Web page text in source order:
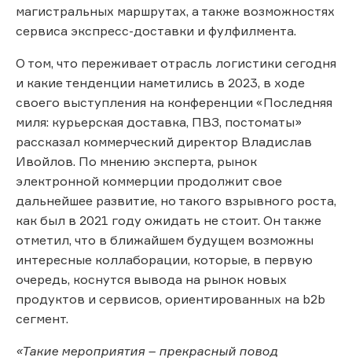
магистральных маршрутах, а также возможностях
сервиса экспресс-доставки и фулфилмента.
О том, что переживает отрасль логистики сегодня
и какие тенденции наметились в 2023, в ходе
своего выступления на конференции «Последняя
миля: курьерская доставка, ПВЗ, постоматы»
рассказал коммерческий директор Владислав
Ивойлов. По мнению эксперта, рынок
электронной коммерции продолжит свое
дальнейшее развитие, но такого взрывного роста,
как был в 2021 году ожидать не стоит. Он также
отметил, что в ближайшем будущем возможны
интересные коллаборации, которые, в первую
очередь, коснутся вывода на рынок новых
продуктов и сервисов, ориентированных на b2b
сегмент.
«Такие мероприятия – прекрасный повод